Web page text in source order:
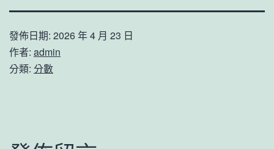
發佈日期: 2026 年 4 月 23 日
作者: admin
分類: 分數